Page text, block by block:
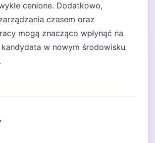
cenione. Dodatkowo,
czasem oraz
mogą znacząco wpłynąć na
w nowym środowisku